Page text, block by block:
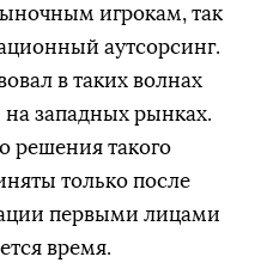
игрокам, так
аутсорсинг.
в таких волнах
западных рынках.
решения такого
только после
первыми лицами
время.